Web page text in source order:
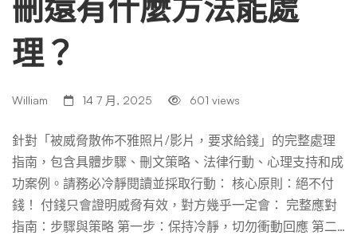
刪還有什麼方法能處
理？
William 14 7 月, 2025 601 views
針對「被威脅散佈不雅照片/影片，要求給錢」的完整處理
指南，包含具體步驟、刪文策略、法律行動、心理支持和成
功案例。請務必冷靜閱讀並採取行動： 核心原則：絕不付
錢！ 付錢只會證明威脅有效，對方幾乎一定會： 完整應對
指南：步驟與策略 第一步：保持冷靜，切勿衝動回應 第二